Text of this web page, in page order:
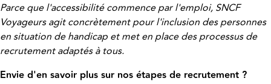
Parce que l'accessibilité commence par l'emploi, SNCF
Voyageurs agit concrètement pour l'inclusion des personnes
en situation de handicap et met en place des processus de
recrutement adaptés à tous.
Envie d'en savoir plus sur nos étapes de recrutement ?